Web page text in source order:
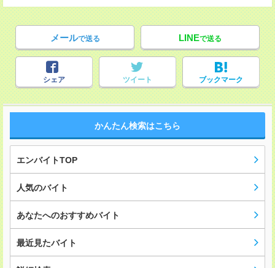
メールで送る LINEで送る
シェア ツイート ブックマーク
かんたん検索はこちら
エンバイトTOP
人気のバイト
あなたへのおすすめバイト
最近見たバイト